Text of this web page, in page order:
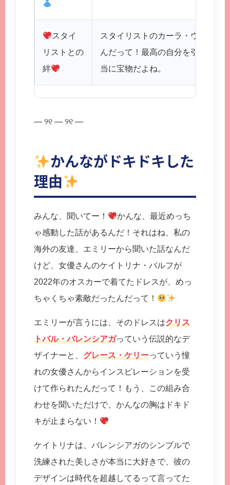
スタイ
リストとの
絆
スタイリストのカーラ・ウェルチ
んだって！最高の自分を引き出し
当に宝物だよね。
— ୨୧ — ୨୧ —
かんながドキドキした
理由
みんな、聞いてー！
かんな、最近めっち
ゃ感動した話があるんだ！それはね、私の
海外の友達、エミリーから聞いた話なんだ
けど、女優さんのケイトリナ・バルフが
2022年のオスカーで着てたドレスが、めっ
ちゃくちゃ素敵だったんだって！
エミリーが言うには、そのドレスはクリス
トバル・バレンシアガっていう伝説的なデ
ザイナーと、 グレース・ケリーっていう憧
れの女優さんからインスピレーションを受
けて作られたんだって！もう、この組み合
わせを聞いただけで、かんなの胸はドキド
キが止まらない！
ケイトリナは、バレンシアガのシンプルで
洗練された美しさが本当に大好きで、彼の
デザインは時代を超越してるって言ってた